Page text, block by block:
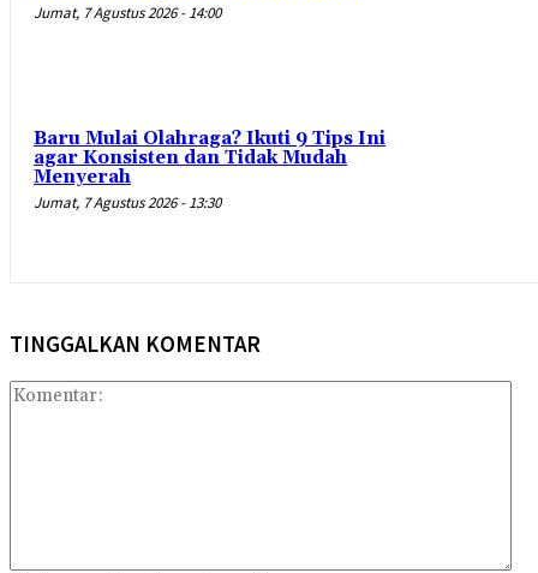
Jumat, 7 Agustus 2026 - 14:00
Baru Mulai Olahraga? Ikuti 9 Tips Ini
agar Konsisten dan Tidak Mudah
Menyerah
Jumat, 7 Agustus 2026 - 13:30
TINGGALKAN KOMENTAR